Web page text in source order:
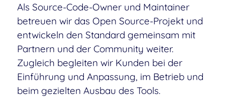
Als Source-Code-Owner und Maintainer
betreuen wir das Open Source-Projekt und
entwickeln den Standard gemeinsam mit
Partnern und der Community weiter.
Zugleich begleiten wir Kunden bei der
Einführung und Anpassung, im Betrieb und
beim gezielten Ausbau des Tools.